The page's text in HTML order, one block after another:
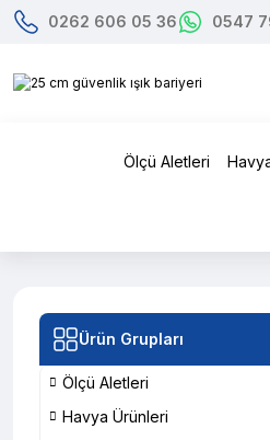
0262 606 05 36 0547
Ölçü Aletleri
Ürün Grupları
Ölçü Aletleri
Havya Ürünleri